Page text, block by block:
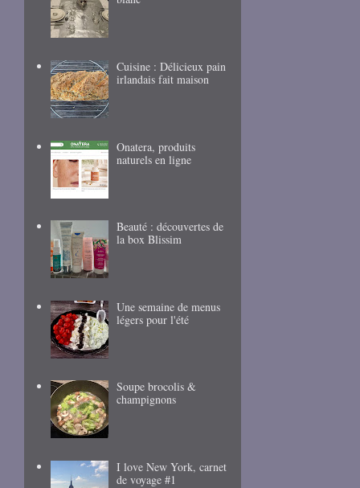
Cuisine : Délicieux pain
irlandais fait maison
Onatera, produits
naturels en ligne
Beauté : découvertes de
la box Blissim
Une semaine de menus
légers pour l'été
Soupe brocolis &
champignons
I love New York, carnet
de voyage #1